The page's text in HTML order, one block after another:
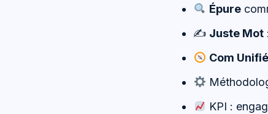
Épure
✍️ Juste Mot
Com Unifié
KPI :